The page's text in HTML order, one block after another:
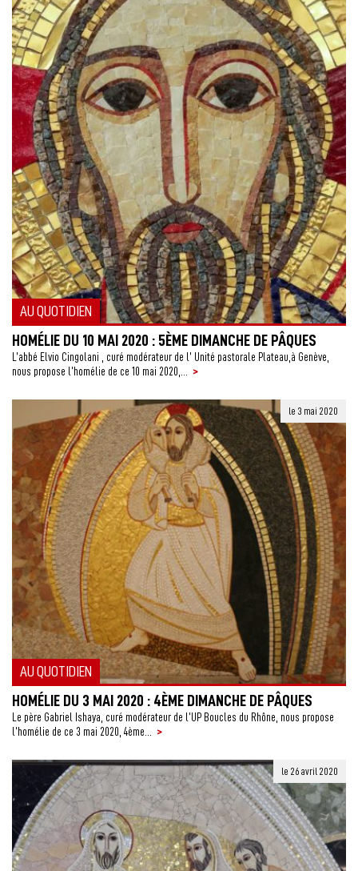
AU QUOTIDIEN
HOMÉLIE DU 10 MAI 2020 : 5ÈME DIMANCHE DE PÂQUES
L’abbé Elvio Cingolani , curé modérateur de l’ Unité pastorale Plateau,à Genève,
nous propose l’homélie de ce 10 mai 2020,...
>
AU QUOTIDIEN
le 3 mai 2020
HOMÉLIE DU 3 MAI 2020 : 4ÈME DIMANCHE DE PÂQUES
Le père Gabriel Ishaya, curé modérateur de l’UP Boucles du Rhône, nous propose
l’homélie de ce 3 mai 2020, 4ème...
>
le 26 avril 2020